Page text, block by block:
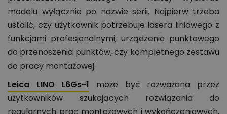
modelu wyłącznie po nazwie serii. Najpierw trzeba
ustalić, czy użytkownik potrzebuje lasera liniowego z
funkcjami profesjonalnymi, urządzenia punktowego
do przenoszenia punktów, czy kompletnego zestawu
do pracy montażowej.
Leica LINO L6Gs-1 może być rozważana przez
użytkowników szukających rozwiązania do
regularnych prac montażowych i wykończeniowych,